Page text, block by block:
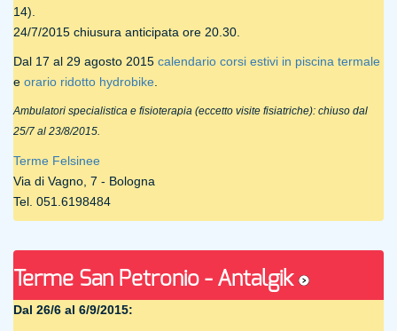
14).
24/7/2015 chiusura anticipata ore 20.30.
Dal 17 al 29 agosto 2015 calendario corsi estivi in piscina termale
e orario ridotto hydrobike
Ambulatori specialistica e fisioterapia (eccetto visite fisiatriche): chiuso dal
25/7 al 23/8/2015.
Terme Felsinee
Via di Vagno, 7 - Bologna
Tel. 051.6198484
Terme San Petronio - Antalgik
Dal 26/6 al 6/9/2015: